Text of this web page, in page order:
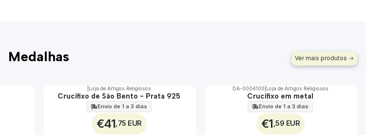
Medalhas Ver mais produtos
🇵🇹
Loja de Artigos Religiosos
Crucifixo de São Bento - Prata 925
Envio de 1 a 3 dias
€41 ,75 EUR
DA-0004100 Loja de Artigos Religiosos
Crucifixo em metal
Envio de 1 a 3 dias
€1 ,59 EUR